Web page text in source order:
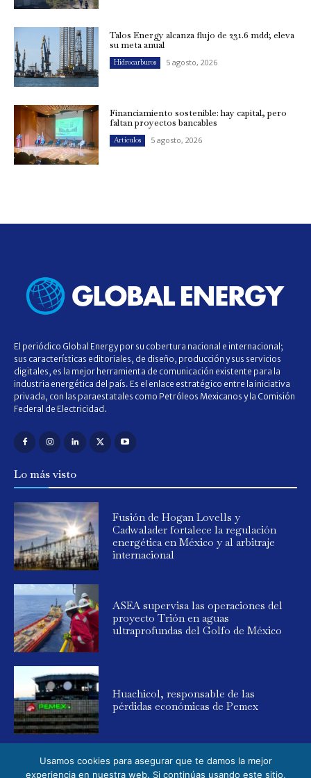
Talos Energy alcanza flujo de 231.6 mdd; eleva
su meta anual
Hidrocarburos 5 agosto, 2026
Financiamiento sostenible: hay capital, pero
faltan proyectos bancables
Artículos 5 agosto, 2026
El periódico Global Energy por su cobertura nacional e internacional;
sus características editoriales, de diseño, producción y sus servicios
digitales, es la mejor herramienta de comunicación existente para la
industria energética del país. Es el enlace estratégico entre la iniciativa
privada, con las paraestatales como Petróleos Mexicanos y la Comisión
Federal de Electricidad.
Lo más visto
Fusión de Hogan Lovells y
Cadwalader fortalece la regulación
energética en México y al arbitraje
internacional
ASEA supervisa las operaciones del
proyecto Trión en aguas
ultraprofundas del Golfo de México
Huachicol, responsable de las
pérdidas económicas de Pemex
Usamos cookies para asegurar que te damos la mejor
experiencia en nuestra web. Si continúas usando este sitio,